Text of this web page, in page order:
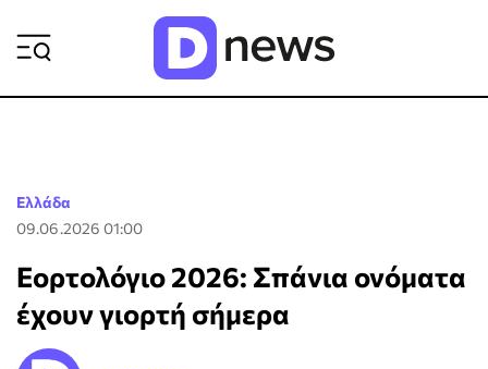
Ελλάδα
09.06.2026 01:00
Εορτολόγιο 2026: Σπάνια ονόματα
έχουν γιορτή σήμερα